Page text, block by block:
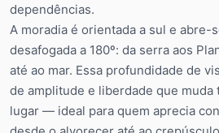
dependências.
A moradia é orientada a sul e abre-
desafogada a 180º: da serra aos
até ao mar. Essa profundidade de
de amplitude e liberdade que muda
lugar — ideal para quem aprecia